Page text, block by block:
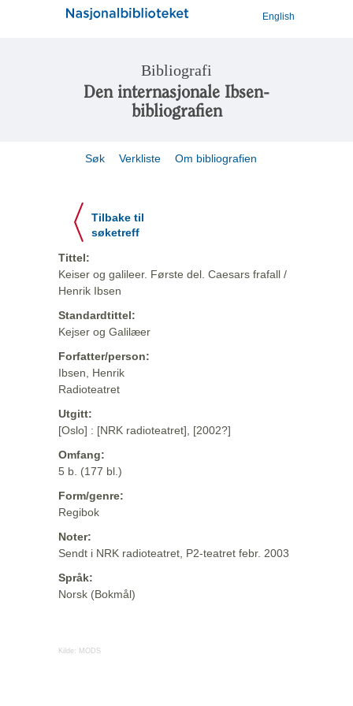
English
Bibliografi
Den internasjonale Ibsen-
bibliografien
Søk Verkliste Om bibliografien
Tilbake til
søketreff
Tittel:
Keiser og galileer. Første del. Caesars frafall /
Henrik Ibsen
Standardtittel:
Kejser og Galilæer
Forfatter/person:
Ibsen, Henrik
Radioteatret
Utgitt:
[Oslo] : [NRK radioteatret], [2002?]
Omfang:
5 b. (177 bl.)
Form/genre:
Regibok
Noter:
Sendt i NRK radioteatret, P2-teatret febr. 2003
Språk:
Norsk (Bokmål)
Kilde: MODS